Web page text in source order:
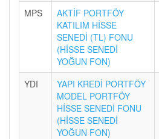
MPS
AKTİF PORTFÖY
KATILIM HİSSE
SENEDİ (TL) FONU
(HİSSE SENEDİ
YOĞUN FON)
YDI
YAPI KREDİ PORTFÖY
MODEL PORTFÖY
HİSSE SENEDİ FONU
(HİSSE SENEDİ
YOĞUN FON)